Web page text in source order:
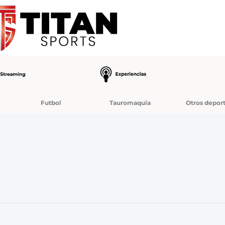
Futbol Tauromaquia Otros